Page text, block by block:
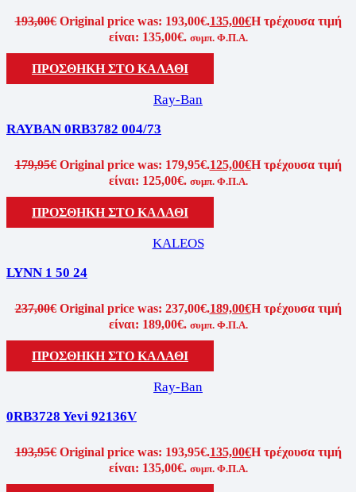
193,00€ Original price was: 193,00€.135,00€Η τρέχουσα τιμή
είναι: 135,00€. συμπ. Φ.Π.Α.
ΠΡΟΣΘΉΚΗ ΣΤΟ ΚΑΛΆΘΙ
Ray-Ban
RAYBAN 0RB3782 004/73
179,95€ Original price was: 179,95€.125,00€Η τρέχουσα τιμή
είναι: 125,00€. συμπ. Φ.Π.Α.
ΠΡΟΣΘΉΚΗ ΣΤΟ ΚΑΛΆΘΙ
KALEOS
LYNN 1 50 24
237,00€ Original price was: 237,00€.189,00€Η τρέχουσα τιμή
είναι: 189,00€. συμπ. Φ.Π.Α.
ΠΡΟΣΘΉΚΗ ΣΤΟ ΚΑΛΆΘΙ
Ray-Ban
0RB3728 Yevi 92136V
193,95€ Original price was: 193,95€.135,00€Η τρέχουσα τιμή
είναι: 135,00€. συμπ. Φ.Π.Α.